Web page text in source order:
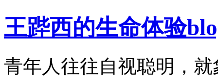
王跸西的生命体验
青年人往往自视聪明，